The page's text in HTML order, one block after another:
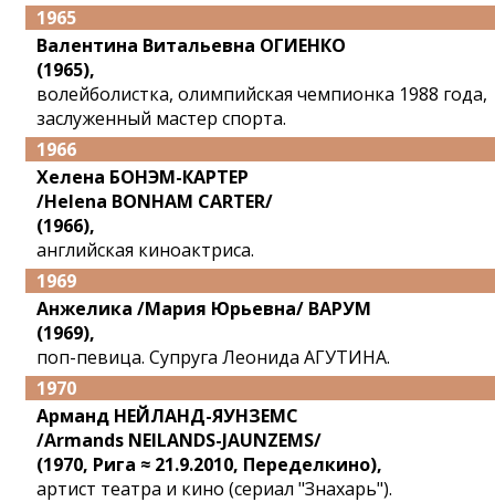
1965
Валентина Витальевна ОГИЕНКО
(1965),
волейболистка, олимпийская чемпионка 1988 года,
заслуженный мастер спорта.
1966
Хелена БОНЭМ-КАРТЕР
/Helena BONHAM CARTER/
(1966),
английская киноактриса.
1969
Анжелика /Мария Юрьевна/ ВАРУМ
(1969),
поп-певица. Супруга Леонида АГУТИНА.
1970
Арманд НЕЙЛАНД-ЯУНЗЕМС
/Armands NEILANDS-JAUNZEMS/
(1970, Рига ≈ 21.9.2010, Переделкино),
артист театра и кино (сериал "Знахарь").